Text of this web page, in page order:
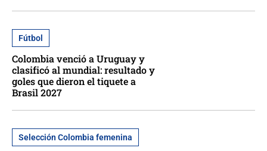
Fútbol
Colombia venció a Uruguay y
clasificó al mundial: resultado y
goles que dieron el tiquete a
Brasil 2027
Selección Colombia femenina